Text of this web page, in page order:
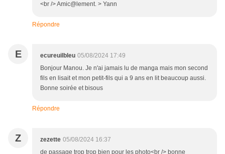
<br /> Amic@lement. > Yann
Répondre
E ecureuilbleu 05/08/2024 17:49
Bonjour Manou. Je n'ai jamais lu de manga mais mon second
fils en lisait et mon petit-fils qui a 9 ans en lit beaucoup aussi.
Bonne soirée et bisous
Répondre
Z zezette 05/08/2024 16:37
de passage trop trop bien pour les photo<br /> bonne